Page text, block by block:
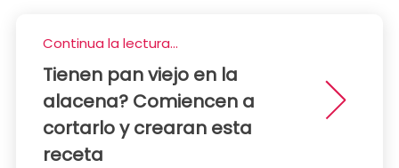
Continua la lectura...
Tienen pan viejo en la
alacena? Comiencen a
cortarlo y crearan esta
receta